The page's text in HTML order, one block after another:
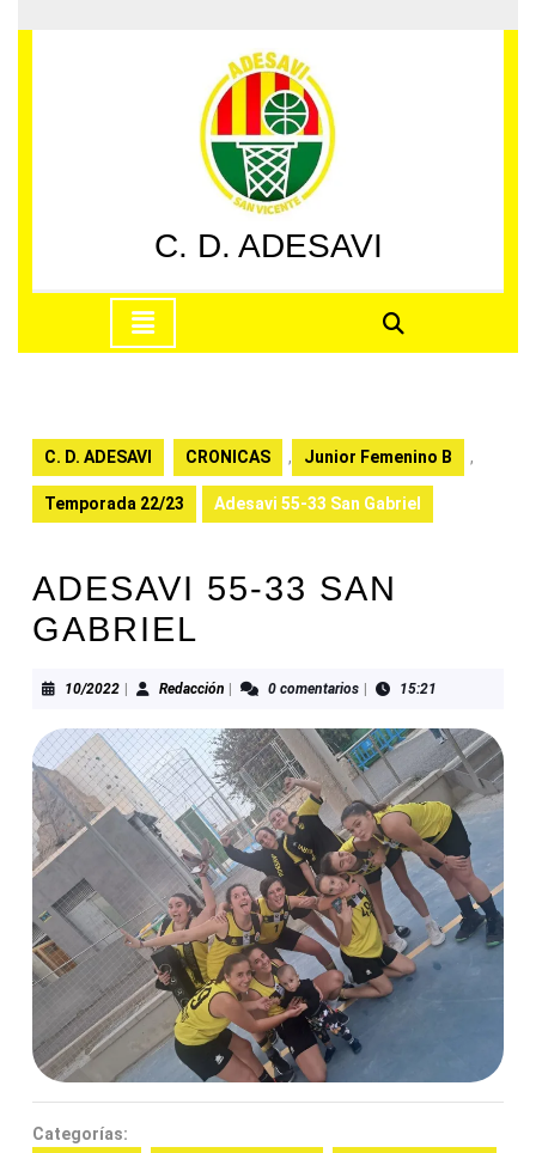
al
C. D. ADESAVI
apertura
C. D. ADESAVI CRONICAS , Junior Femenino B ,
Temporada 22/23 Adesavi 55-33 San Gabriel
ADESAVI 55-33 SAN
GABRIEL
10/202210/2022RedacciónRedacción0 comentarios 15:21
Categorías: